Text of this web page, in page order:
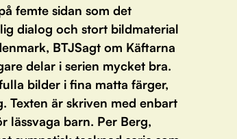
femte sidan som det
dialog och stort bildmaterial
BTJSagt om Käftarna
delar i serien mycket bra.
bilder i fina matta färger,
Texten är skriven med enbart
lässvaga barn. Per Berg,